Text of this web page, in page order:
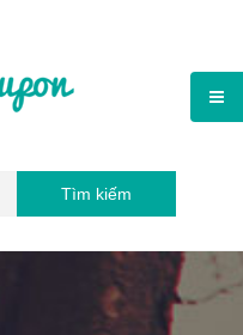
Tìm kiếm